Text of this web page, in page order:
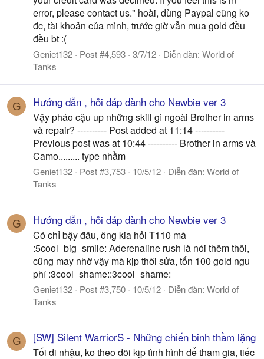
error, please contact us." hoài, dùng Paypal cũng ko
đc, tài khoản của mình, trước giờ vẫn mua gold đều
đều bt :(
Geniet132 Post #4,593 3/7/12 Diễn đàn: World of
Tanks
G Hướng dẫn , hỏi đáp dành cho Newbie ver 3
Vậy pháo cậu up những skill gì ngoài Brother in arms
và repair? ---------- Post added at 11:14 ----------
Previous post was at 10:44 ---------- Brother in arms và
Camo......... type nhầm
Geniet132 Post #3,753 10/5/12 Diễn đàn: World of
Tanks
G Hướng dẫn , hỏi đáp dành cho Newbie ver 3
Có chỉ bậy đâu, ông kia hỏi T110 mà
:5cool_big_smile: Aderenaline rush là nói thêm thôi,
cũng may nhờ vậy mà kịp thời sửa, tốn 100 gold ngu
phí :3cool_shame::3cool_shame:
Geniet132 Post #3,750 10/5/12 Diễn đàn: World of
Tanks
G [SW] Silent WarriorS - Những chiến binh thầm lặng
Tối đi nhậu, ko theo dõi kịp tình hình để tham gia, tiếc